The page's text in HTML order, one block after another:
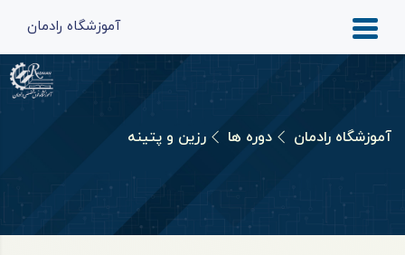
آموزشگاه رادمان
آموزشگاه رادمان دوره ها رزین و پتینه